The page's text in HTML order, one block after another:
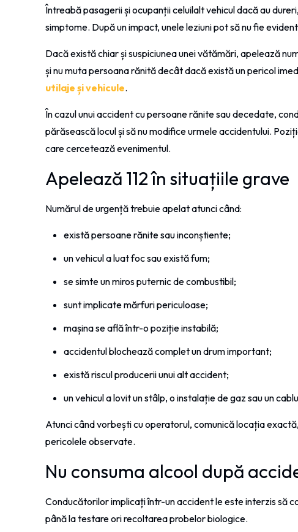
Întreabă pasagerii și ocupanții celuilalt vehicul dacă au
simptome. După un impact, unele leziuni pot să nu fie
Dacă există chiar și suspiciunea unei vătămări, apelează
și nu muta persoana rănită decât dacă există un pericol
utilaje și vehicule.
În cazul unui accident cu persoane rănite sau decedate,
părăsească locul și să nu modifice urmele accidentului.
care cercetează evenimentul.
Apelează 112 în situațiile grave
Numărul de urgență trebuie apelat atunci când:
există persoane rănite sau inconștiente;
un vehicul a luat foc sau există fum;
se simte un miros puternic de combustibil;
sunt implicate mărfuri periculoase;
mașina se află într-o poziție instabilă;
accidentul blochează complet un drum important;
există riscul producerii unui alt accident;
un vehicul a lovit un stâlp, o instalație de gaz sau un
Atunci când vorbești cu operatorul, comunică locația
pericolele observate.
Nu consuma alcool după
Conducătorilor implicați într-un accident le este interzis să
până la testare ori recoltarea probelor biologice.